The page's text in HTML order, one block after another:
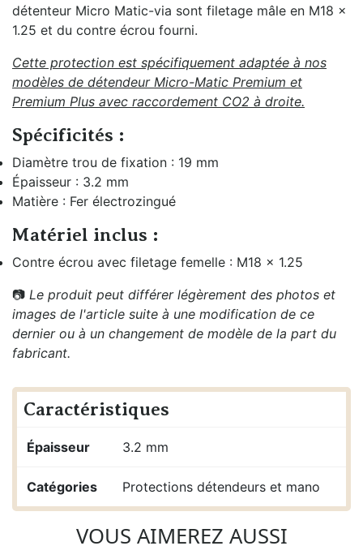
détenteur Micro Matic-via sont filetage mâle en M18 x
1.25 et du contre écrou fourni.
Cette protection est spécifiquement adaptée à nos
modèles de détendeur Micro-Matic Premium et
Premium Plus avec raccordement CO2 à droite.
Spécificités :
Diamètre trou de fixation : 19 mm
Épaisseur : 3.2 mm
Matière : Fer électrozingué
Matériel inclus :
Contre écrou avec filetage femelle : M18 x 1.25
📷 Le produit peut différer légèrement des photos et
images de l'article suite à une modification de ce
dernier ou à un changement de modèle de la part du
fabricant.
Caractéristiques
Épaisseur 3.2 mm
Catégories Protections détendeurs et mano
VOUS AIMEREZ AUSSI